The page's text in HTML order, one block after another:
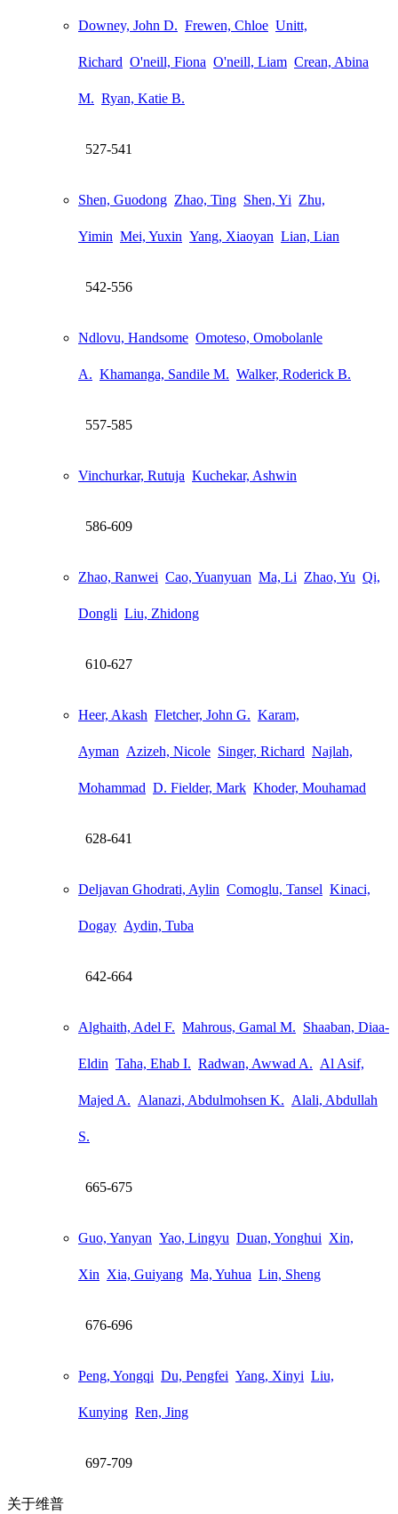
Downey, John D. Frewen, Chloe Unitt,
Richard O'neill, Fiona O'neill, Liam Crean, Abina
M. Ryan, Katie B.
527-541
Shen, Guodong Zhao, Ting Shen, Yi Zhu,
Yimin Mei, Yuxin Yang, Xiaoyan Lian, Lian
542-556
Ndlovu, Handsome Omoteso, Omobolanle
A. Khamanga, Sandile M. Walker, Roderick B.
557-585
Vinchurkar, Rutuja Kuchekar, Ashwin
586-609
Zhao, Ranwei Cao, Yuanyuan Ma, Li Zhao, Yu Qi,
Dongli Liu, Zhidong
610-627
Heer, Akash Fletcher, John G. Karam,
Ayman Azizeh, Nicole Singer, Richard Najlah,
Mohammad D. Fielder, Mark Khoder, Mouhamad
628-641
Deljavan Ghodrati, Aylin Comoglu, Tansel Kinaci,
Dogay Aydin, Tuba
642-664
Alghaith, Adel F. Mahrous, Gamal M. Shaaban, Diaa-
Eldin Taha, Ehab I. Radwan, Awwad A. Al Asif,
Majed A. Alanazi, Abdulmohsen K. Alali, Abdullah
S.
665-675
Guo, Yanyan Yao, Lingyu Duan, Yonghui Xin,
Xin Xia, Guiyang Ma, Yuhua Lin, Sheng
676-696
Peng, Yongqi Du, Pengfei Yang, Xinyi Liu,
Kunying Ren, Jing
697-709
关于维普